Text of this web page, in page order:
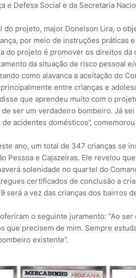
e Defesa Social e da Secretaria
do projeto, major Donelson Lira, o
por meio de instruções práticas
do projeto é promover os direitos da
da situação de risco pessoal
como alavanca a aceitação do
entre crianças e
que aprendeu muito com o
ser um verdadeiro bombeiro. Já sei
acidentes domésticos”,
ano, um total de 347 crianças se
Pessoa e Cajazeiras. Ele revelou
solenidade no quartel do
certificados de conclusão a
será a vez das crianças dos bairros
o seguinte juramento: “Ao ser
que precisem de mim. Sempre
existente”.